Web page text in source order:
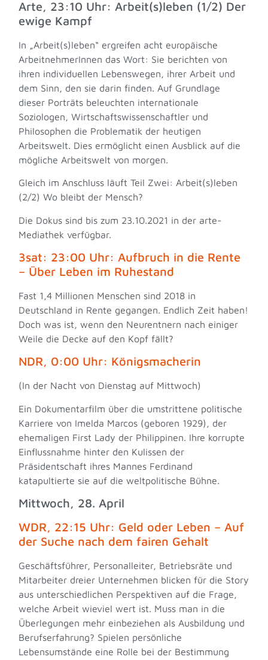
Arte, 23:10 Uhr: Arbeit(s)leben (1/2) Der
ewige Kampf
In „Arbeit(s)leben“ ergreifen acht europäische
ArbeitnehmerInnen das Wort: Sie berichten von
ihren individuellen Lebenswegen, ihrer Arbeit und
dem Sinn, den sie darin finden. Auf Grundlage
dieser Porträts beleuchten internationale
Soziologen, Wirtschaftswissenschaftler und
Philosophen die Problematik der heutigen
Arbeitswelt. Dies ermöglicht einen Ausblick auf die
mögliche Arbeitswelt von morgen.
Gleich im Anschluss läuft Teil Zwei: Arbeit(s)leben
(2/2) Wo bleibt der Mensch?
Die Dokus sind bis zum 23.10.2021 in der arte-
Mediathek verfügbar.
3sat: 23:00 Uhr: Aufbruch in die Rente
– Über Leben im Ruhestand
Fast 1,4 Millionen Menschen sind 2018 in
Deutschland in Rente gegangen. Endlich Zeit haben!
Doch was ist, wenn den Neurentnern nach einiger
Weile die Decke auf den Kopf fällt?
NDR, 0:00 Uhr: Königsmacherin
(In der Nacht von Dienstag auf Mittwoch)
Ein Dokumentarfilm über die umstrittene politische
Karriere von Imelda Marcos (geboren 1929), der
ehemaligen First Lady der Philippinen. Ihre korrupte
Einflussnahme hinter den Kulissen der
Präsidentschaft ihres Mannes Ferdinand
katapultierte sie auf die weltpolitische Bühne.
Mittwoch, 28. April
WDR, 22:15 Uhr: Geld oder Leben – Auf
der Suche nach dem fairen Gehalt
Geschäftsführer, Personalleiter, Betriebsräte und
Mitarbeiter dreier Unternehmen blicken für die Story
aus unterschiedlichen Perspektiven auf die Frage,
welche Arbeit wieviel wert ist. Muss man in die
Überlegungen mehr einbeziehen als Ausbildung und
Berufserfahrung? Spielen persönliche
Lebensumstände eine Rolle bei der Bestimmung